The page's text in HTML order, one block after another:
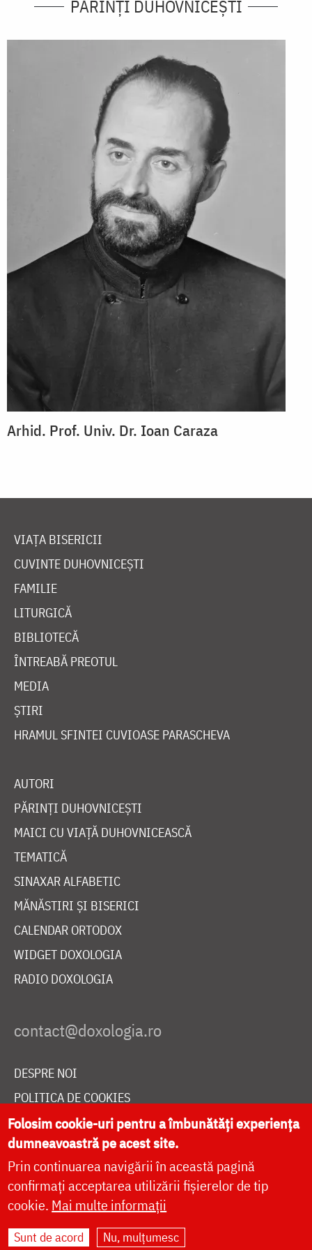
PĂRINȚI DUHOVNICEȘTI
Arhid. Prof. Univ. Dr. Ioan Caraza
VIAȚA BISERICII
CUVINTE DUHOVNICEȘTI
FAMILIE
LITURGICĂ
BIBLIOTECĂ
ÎNTREABĂ PREOTUL
MEDIA
ȘTIRI
HRAMUL SFINTEI CUVIOASE PARASCHEVA
AUTORI
PĂRINȚI DUHOVNICEȘTI
MAICI CU VIAȚĂ DUHOVNICEASCĂ
TEMATICĂ
SINAXAR ALFABETIC
MĂNĂSTIRI ȘI BISERICI
CALENDAR ORTODOX
WIDGET DOXOLOGIA
RADIO DOXOLOGIA
DESPRE NOI
POLITICA DE COOKIES
DONEAZĂ ONLINE PENTRU CATEDRALA NAȚIONALĂ
LIVE
Site dezvoltat deDOXOLOGIA MEDIA
Folosim cookie-uri pentru a îmbunătăți experiența
dumneavoastră pe acest site.
Prin continuarea navigării în această pagină
confirmați acceptarea utilizării fișierelor de tip
cookie. Mai multe informații
Sunt de acord Nu, mulțumesc